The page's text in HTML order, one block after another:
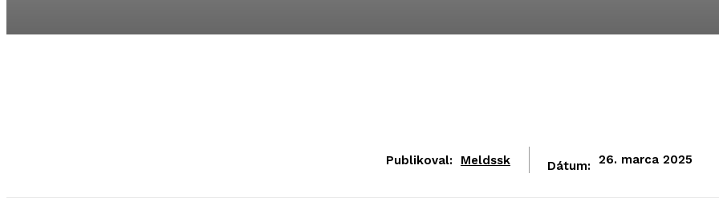
Publikoval: Meldssk Dátum: 26. marca 2025